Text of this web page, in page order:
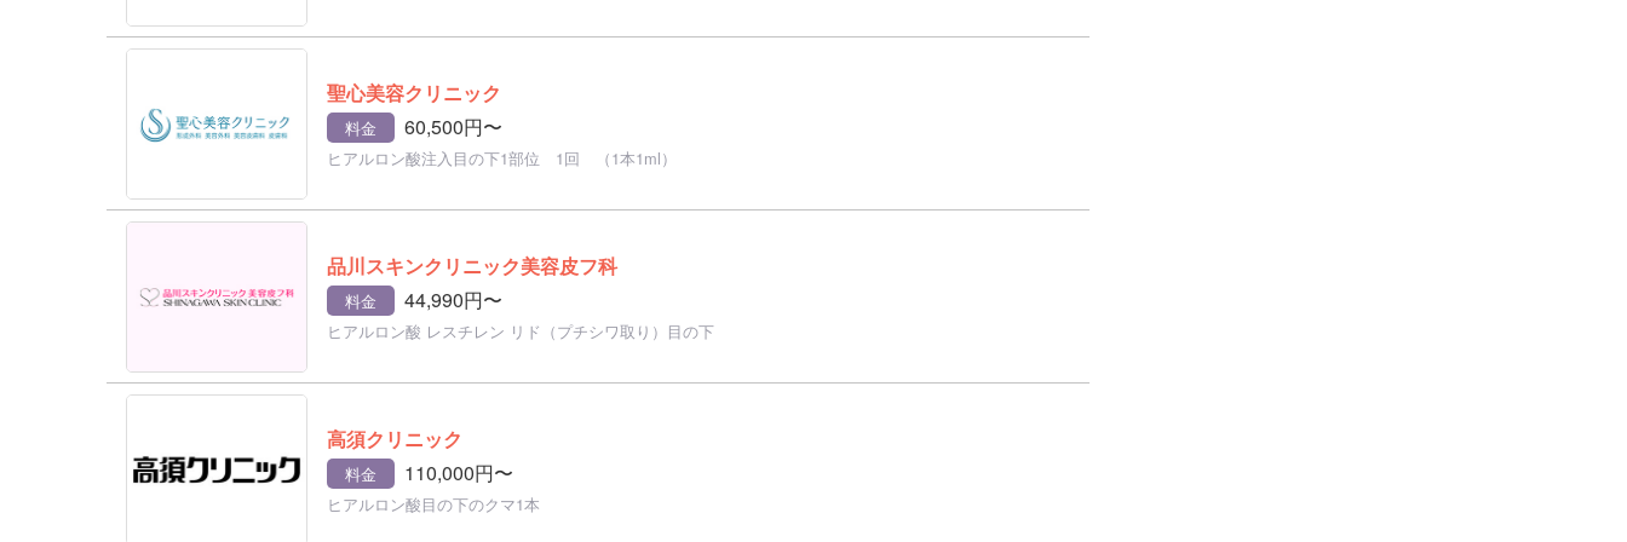
聖心美容クリニック
料金 60,500円〜
ヒアルロン酸注入目の下1部位 1回 （1本1ml）
品川スキンクリニック美容皮フ科
料金 44,990円〜
ヒアルロン酸 レスチレン リド（プチシワ取り）目の下
高須クリニック
料金 110,000円〜
ヒアルロン酸目の下のクマ1本